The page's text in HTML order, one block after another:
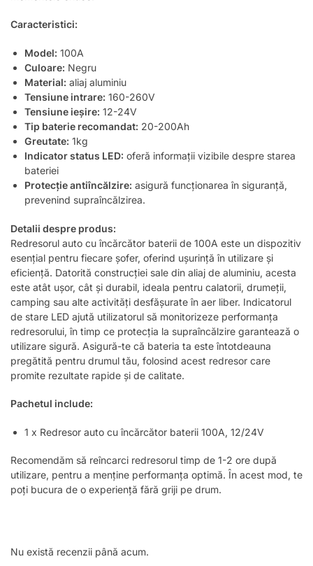
Caracteristici:
Model: 100A
Culoare: Negru
Material: aliaj aluminiu
Tensiune intrare: 160-260V
Tensiune ieșire: 12-24V
Tip baterie recomandat: 20-200Ah
Greutate: 1kg
Indicator status LED: oferă informații vizibile despre starea
bateriei
Protecție antiîncălzire: asigură funcționarea în siguranță,
prevenind supraîncălzirea.
Detalii despre produs:
Redresorul auto cu încărcător baterii de 100A este un dispozitiv
esențial pentru fiecare șofer, oferind ușurință în utilizare și
eficiență. Datorită construcției sale din aliaj de aluminiu, acesta
este atât ușor, cât și durabil, ideala pentru calatorii, drumeții,
camping sau alte activități desfășurate în aer liber. Indicatorul
de stare LED ajută utilizatorul să monitorizeze performanța
redresorului, în timp ce protecția la supraîncălzire garantează o
utilizare sigură. Asigură-te că bateria ta este întotdeauna
pregătită pentru drumul tău, folosind acest redresor care
promite rezultate rapide și de calitate.
Pachetul include:
1 x Redresor auto cu încărcător baterii 100A, 12/24V
Recomendăm să reîncarci redresorul timp de 1-2 ore după
utilizare, pentru a menține performanța optimă. În acest mod, te
poți bucura de o experiență fără griji pe drum.
Nu există recenzii până acum.